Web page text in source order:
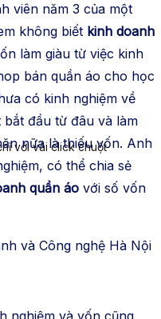
với vài click chuột
viên năm 3 của một
không biết kinh doanh
làm giàu từ việc kinh
bán quần áo cho học
có kinh nghiệm về
đầu từ đâu và làm
nữa là thiếu vốn. Anh
có thể chia sẻ
quần áo với số vốn
và Công nghệ Hà Nội
nghiệm và vốn cũng